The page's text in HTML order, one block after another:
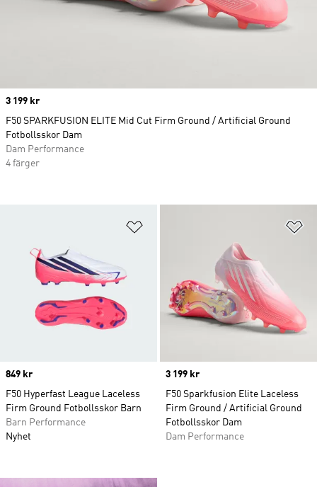
Price
849 kr
F50 Hyperfast League Laceless
Firm Ground Fotbollsskor Barn
Barn Performance
Nyhet
Price
3 199 kr
F50 Sparkfusion Elite Laceless
Firm Ground / Artificial Ground
Fotbollsskor Dam
Dam Performance
Price
3 199 kr
F50 SPARKFUSION ELITE Mid Cut Firm Ground / Artificial Ground
Fotbollsskor Dam
Dam Performance
4 färger